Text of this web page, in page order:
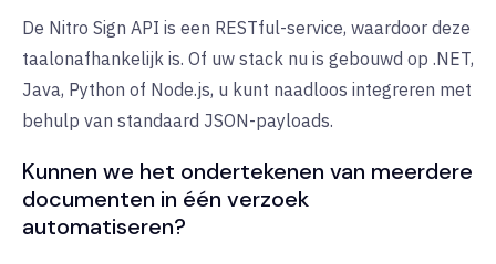
De Nitro Sign API is een RESTful-service, waardoor deze
taalonafhankelijk is. Of uw stack nu is gebouwd op .NET,
Java, Python of Node.js, u kunt naadloos integreren met
behulp van standaard JSON-payloads.
Kunnen we het ondertekenen van meerdere
documenten in één verzoek
automatiseren?